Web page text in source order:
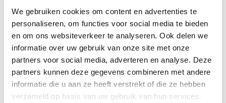
We gebruiken cookies om content en advertenties te
personaliseren, om functies voor social media te bieden
en om ons websiteverkeer te analyseren. Ook delen we
informatie over uw gebruik van onze site met onze
partners voor social media, adverteren en analyse. Deze
partners kunnen deze gegevens combineren met andere
informatie die u aan ze heeft verstrekt of die ze hebben
verzameld op basis van uw gebruik van hun services.
artikelnr: 0090139
leveranciersnr: 7736701202
Product soort: Installatieset
Serie: SolarLine
Toepassing: Onderdaks
ISDE: Ja
€1.854,00
Bruto per stuk
Log in voor jouw prijs